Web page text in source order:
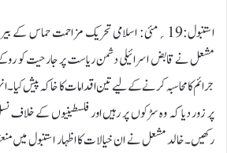
استنبول:19؍مئی: اسلامی تحریک مزاحمت حماس
مشعل نے قابض اسرائیلی دشمن ریاست پر جارحیت کو
جرائم کا محاسبہ کرنے کے لیے تین اقدامات کا خاکہ پیش
پر زور دیا کہ وہ سڑکوں پر رہیں اور فلسطینیوں کے
رکھیں۔خالد مشعل نے ان خیالات کا اظہار استنبول میں